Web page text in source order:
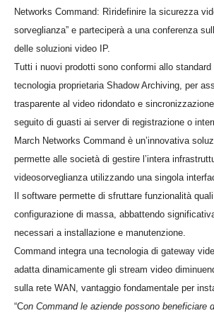
Networks Command: Rìridefinire la sicurezza
sorveglianza” e parteciperà a una conferenza
delle soluzioni video IP.
Tutti i nuovi prodotti sono conformi allo
tecnologia proprietaria Shadow Archiving, per
trasparente al video ridondato e
seguito di guasti ai server di registrazione o
March Networks Command è un’innovativa
permette alle società di gestire l’intera
videosorveglianza utilizzando una singola
Il software permette di sfruttare funzionalità
configurazione di massa, abbattendo
necessari a installazione e manutenzione.
Command integra una tecnologia di gateway
adatta dinamicamente gli stream video
sulla rete WAN, vantaggio fondamentale per
“Con Command le aziende possono beneficiare